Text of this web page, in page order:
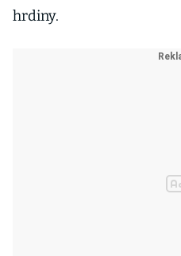
hrdiny.